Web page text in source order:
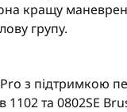
кращу
групу.
з підтримкою
1102 та 0802SE